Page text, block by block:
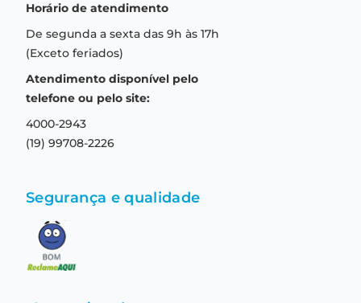
Formas de pagamento
Aviso de privacidade
Termos e condições de uso
Garantia
Troca e devolução
Central de relacionamento
Horário de atendimento
De segunda a sexta das 9h às 17h
(Exceto feriados)
Atendimento disponível pelo
telefone ou pelo site:
4000-2943
(19) 99708-2226
Segurança e qualidade